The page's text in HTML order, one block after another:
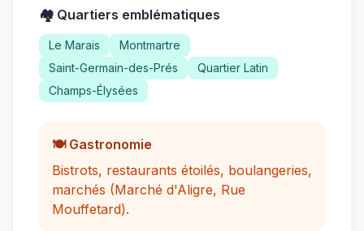
🏘️ Quartiers emblématiques
Le Marais
Montmartre
Saint-Germain-des-Prés
Quartier Latin
Champs-Élysées
🍽️ Gastronomie
Bistrots, restaurants étoilés, boulangeries,
marchés (Marché d'Aligre, Rue
Mouffetard).